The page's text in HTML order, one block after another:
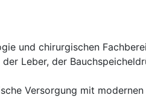
und chirurgischen
Leber, der
Versorgung mit